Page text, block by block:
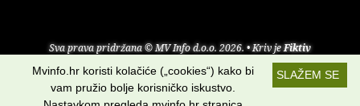
Sva prava pridržana © MV Info d.o.o. 2026. • Kriv jeFiktiv
O nama• Pomoć• Uvjeti korištenja•RSS kanaliSLAŽEM SE
Mvinfo.hr koristi kolačiće („cookies“) kako bi
vam pružio bolje korisničko iskustvo.